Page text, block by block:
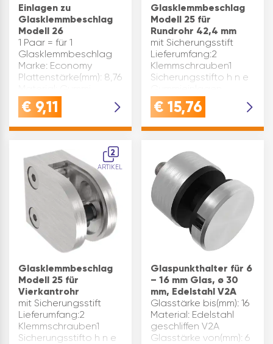
Einlagen zu
Glasklemmbeschlag
Modell 26
1 Paar = für 1
Glasklemmbeschlag
Marke: Economy
Plattenstärke(mm): 8,76
Ausführung: eckig
Inhaltsangabe (PAA):
€ 9,11
Glasklemmbeschlag
Modell 25 für
Rundrohr 42,4 mm
mit Sicherungsstift
Lieferumfang:2
Klemmschrauben1
Sicherungsstifto h n e
Plattenstärke(mm): 8 –
12,76 Verwendung:
Material: Edelstahl
€ 15,76
2
ARTIKEL
Glasklemmbeschlag
Modell 25 für
Vierkantrohr
mit Sicherungsstift
Lieferumfang:2
Klemmschrauben1
Sicherungsstifto h n e
Glaspunkthalter für 6
– 16 mm Glas, ø 30
mm, Edelstahl V2A
Glasstärke bis(mm): 16
Material: Edelstahl
geschliffen V2A
Glasstärke von(mm): 6